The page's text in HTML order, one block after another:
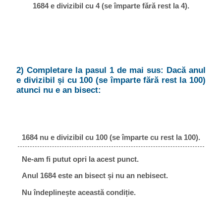
1684 e divizibil cu 4 (se împarte fără rest la 4).
2) Completare la pasul 1 de mai sus: Dacă anul
e divizibil și cu 100 (se împarte fără rest la 100)
atunci nu e an bisect:
1684 nu e divizibil cu 100 (se împarte cu rest la 100).
Ne-am fi putut opri la acest punct.
Anul 1684 este an bisect și nu an nebisect.
Nu îndeplinește această condiție.